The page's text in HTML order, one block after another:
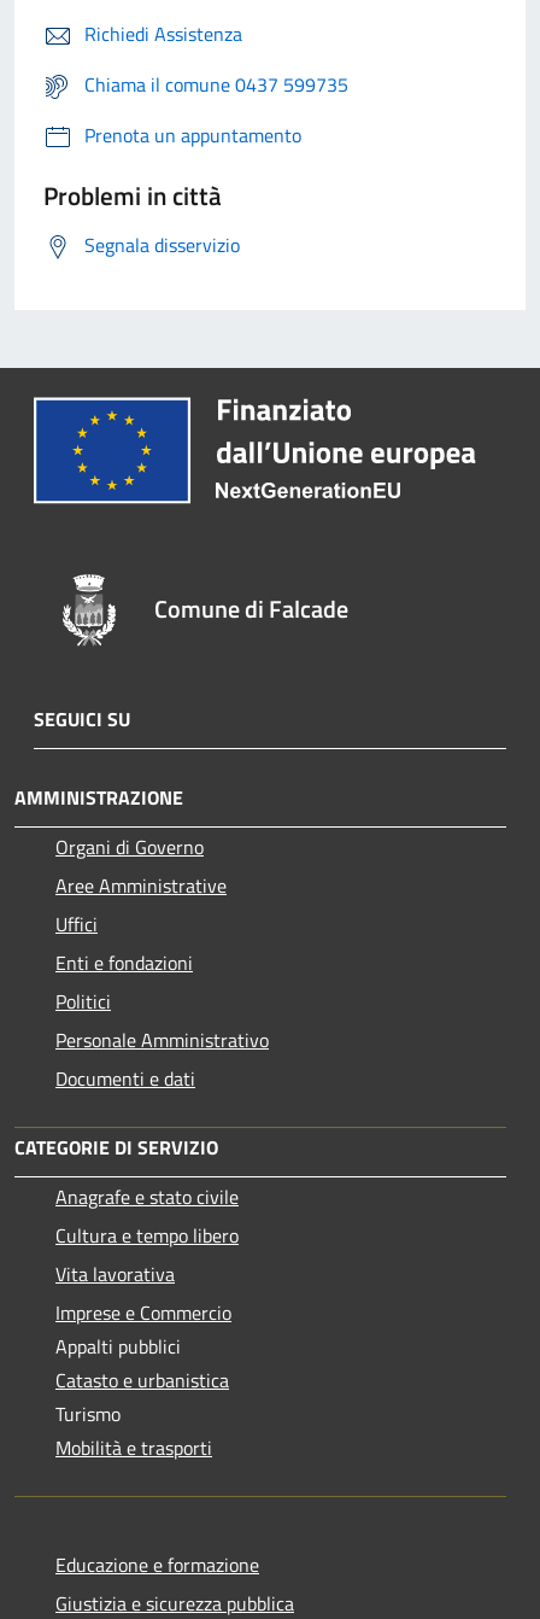
Richiedi Assistenza
Chiama il comune 0437 599735
Prenota un appuntamento
Problemi in città
Segnala disservizio
Comune di Falcade
SEGUICI SU
AMMINISTRAZIONE
Organi di Governo
Aree Amministrative
Uffici
Enti e fondazioni
Politici
Personale Amministrativo
Documenti e dati
CATEGORIE DI SERVIZIO
Anagrafe e stato civile
Cultura e tempo libero
Vita lavorativa
Imprese e Commercio
Appalti pubblici
Catasto e urbanistica
Turismo
Mobilità e trasporti
Educazione e formazione
Giustizia e sicurezza pubblica